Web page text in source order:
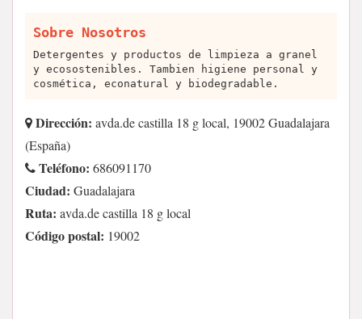
Sobre Nosotros
Detergentes y productos de limpieza a granel
y ecosostenibles. Tambien higiene personal y
cosmética, econatural y biodegradable.
Dirección: avda.de castilla 18 g local, 19002 Guadalajara
(España)
Teléfono: 686091170
Ciudad: Guadalajara
Ruta: avda.de castilla 18 g local
Código postal: 19002